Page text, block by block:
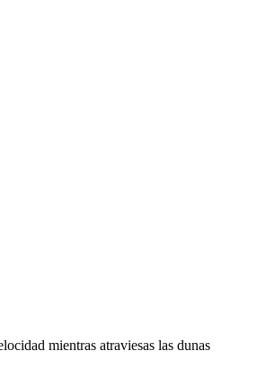
mientras atraviesas las dunas